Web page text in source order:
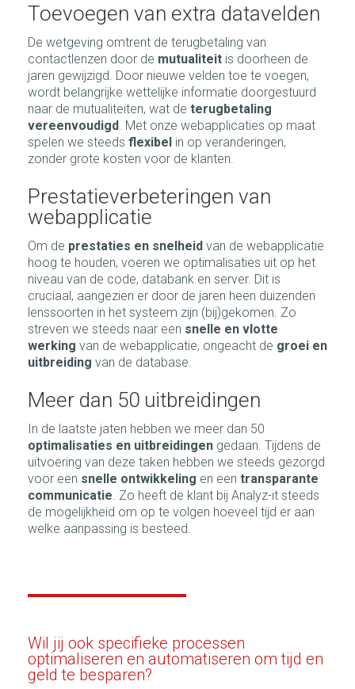
Toevoegen van extra datavelden
De wetgeving omtrent de terugbetaling van
contactlenzen door de mutualiteit is doorheen de
jaren gewijzigd. Door nieuwe velden toe te voegen,
wordt belangrijke wettelijke informatie doorgestuurd
naar de mutualiteiten, wat de terugbetaling
vereenvoudigd. Met onze webapplicaties op maat
spelen we steeds flexibel in op veranderingen,
zonder grote kosten voor de klanten.
Prestatieverbeteringen van
webapplicatie
Om de prestaties en snelheid van de webapplicatie
hoog te houden, voeren we optimalisaties uit op het
niveau van de code, databank en server. Dit is
cruciaal, aangezien er door de jaren heen duizenden
lenssoorten in het systeem zijn (bij)gekomen. Zo
streven we steeds naar een snelle en vlotte
werking van de webapplicatie, ongeacht de groei en
uitbreiding van de database.
Meer dan 50 uitbreidingen
In de laatste jaten hebben we meer dan 50
optimalisaties en uitbreidingen gedaan. Tijdens de
uitvoering van deze taken hebben we steeds gezorgd
voor een snelle ontwikkeling en een transparante
communicatie. Zo heeft de klant bij Analyz-it steeds
de mogelijkheid om op te volgen hoeveel tijd er aan
welke aanpassing is besteed.
Wil jij ook specifieke processen
optimaliseren en automatiseren om tijd en
geld te besparen?